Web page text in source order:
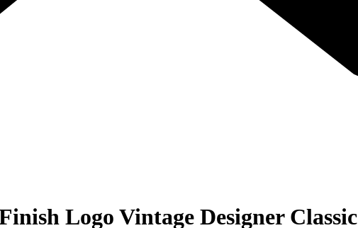
Logo Vintage Designer Classic